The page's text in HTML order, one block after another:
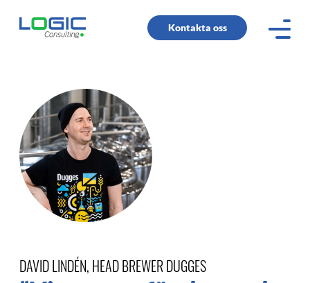
Kontakta oss
DAVID LINDÉN, HEAD BREWER DUGGES